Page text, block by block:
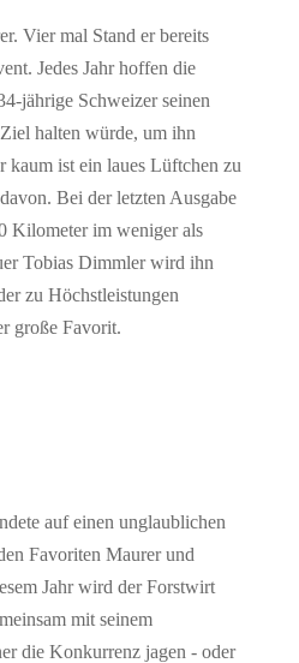
Vier mal Stand er bereits
Jedes Jahr hoffen die
jährige Schweizer seinen
halten würde, um ihn
kaum ist ein laues Lüftchen zu
Bei der letzten Ausgabe
Kilometer im weniger als
Tobias Dimmler wird ihn
zu Höchstleistungen
große Favorit.
auf einen unglaublichen
Favoriten Maurer und
Jahr wird der Forstwirt
mit seinem
die Konkurrenz jagen - oder